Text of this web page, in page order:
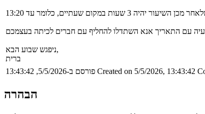
במקום שעתיים, כלומר עד 13:20
ניפגש שבוע הבא,
ברית
פורסם ב-5/5/2026, 13:43:42 Created on 5/5/2026, 13:43:42
הבהרה